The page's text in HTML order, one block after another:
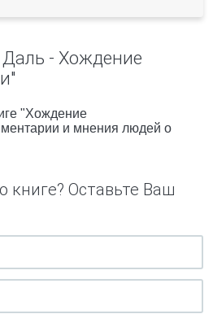
- Хождение
"Хождение
и мнения людей о
книге? Оставьте Ваш